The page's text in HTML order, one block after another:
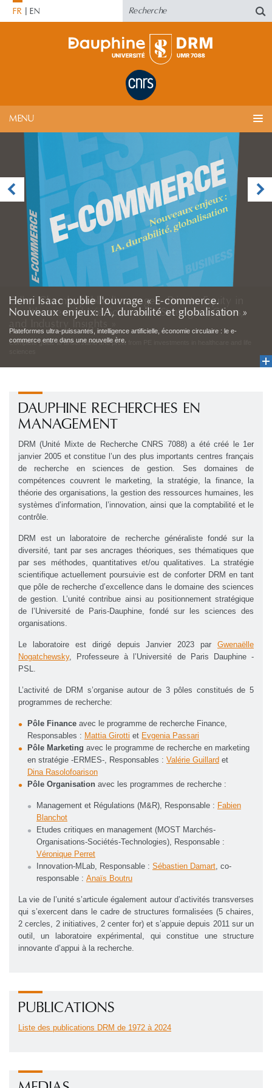
FR EN
MENU
Henri Isaac publie l'ouvrage « E-commerce.
Nouveaux enjeux: IA, durabilité et globalisation »
Plateformes ultra-puissantes, intelligence artificielle, économie circulaire : le e-
commerce entre dans une nouvelle ère.
DAUPHINE RECHERCHES EN
MANAGEMENT
DRM (Unité Mixte de Recherche CNRS 7088) a été créé le 1er
janvier 2005 et constitue l’un des plus importants centres français
de recherche en sciences de gestion. Ses domaines de
compétences couvrent le marketing, la stratégie, la finance, la
théorie des organisations, la gestion des ressources humaines, les
systèmes d’information, l’innovation, ainsi que la comptabilité et le
contrôle.
DRM est un laboratoire de recherche généraliste fondé sur la
diversité, tant par ses ancrages théoriques, ses thématiques que
par ses méthodes, quantitatives et/ou qualitatives. La stratégie
scientifique actuellement poursuivie est de conforter DRM en tant
que pôle de recherche d’excellence dans le domaine des sciences
de gestion. L’unité contribue ainsi au positionnement stratégique
de l’Université de Paris-Dauphine, fondé sur les sciences des
organisations.
Le laboratoire est dirigé depuis Janvier 2023 par Gwenaëlle
Nogatchewsky, Professeure à l’Université de Paris Dauphine -
PSL.
L’activité de DRM s’organise autour de 3 pôles constitués de 5
programmes de recherche:
Pôle Finance avec le programme de recherche Finance,
Responsables : Mattia Girotti et Evgenia Passari
Pôle Marketing avec le programme de recherche en marketing
en stratégie -ERMES-, Responsables : Valérie Guillard et
Dina Rasolofoarison
Pôle Organisation avec les programmes de recherche :
Management et Régulations (M&R), Responsable : Fabien
Blanchot
Etudes critiques en management (MOST Marchés-
Organisations-Sociétés-Technologies), Responsable :
Véronique Perret
Innovation-MLab, Responsable : Sébastien Damart, co-
responsable : Anaïs Boutru
La vie de l’unité s’articule également autour d’activités transverses
qui s’exercent dans le cadre de structures formalisées (5 chaires,
2 cercles, 2 initiatives, 2 center for) et s’appuie depuis 2011 sur un
outil, un laboratoire expérimental, qui constitue une structure
innovante d’appui à la recherche.
PUBLICATIONS
Liste des publications DRM de 1972 à 2024